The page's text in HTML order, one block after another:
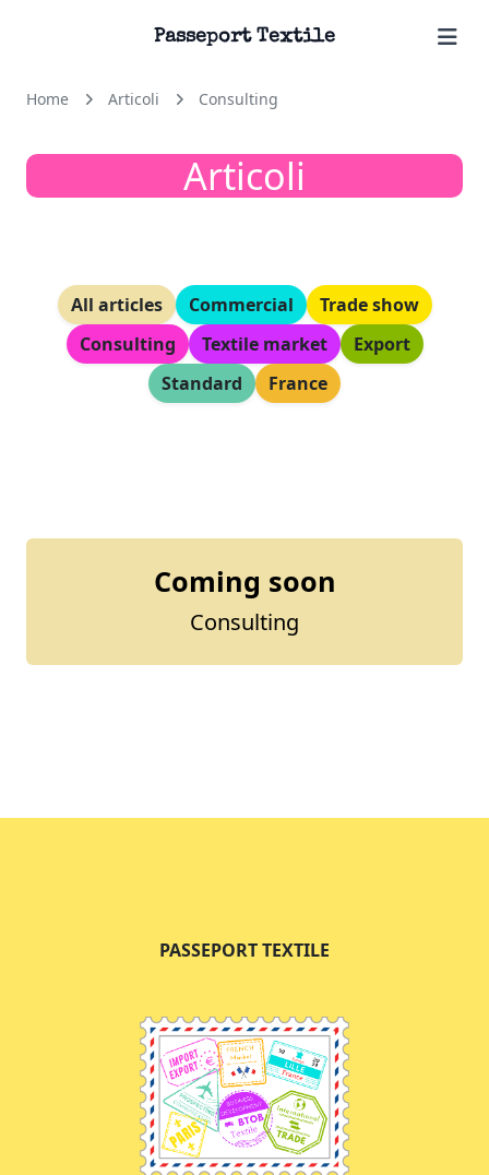
Passeport Textile
Home Articoli Consulting
Articoli
All articles Commercial
Trade show
Consulting
Textile market
Export
Standard
France
Coming soon
Consulting
PASSEPORT TEXTILE